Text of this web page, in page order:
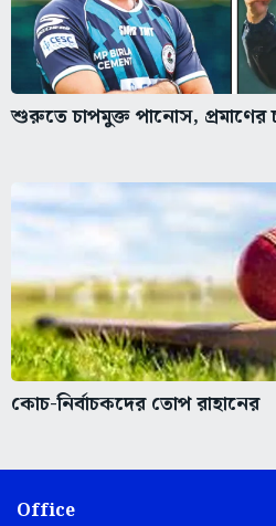
শুরুতে চাপমুক্ত পানোস, প্রমাণের
কোচ-নির্বাচকদের তোপ রাহানের
Office